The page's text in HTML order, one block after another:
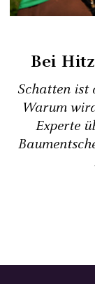
Bei
Schatten ist
Warum
Experte